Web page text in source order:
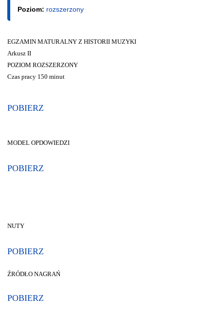
Poziom: rozszerzony
EGZAMIN MATURALNY Z HISTORII MUZYKI
Arkusz II
POZIOM ROZSZERZONY
Czas pracy 150 minut
POBIERZ
MODEL OPDOWIEDZI
POBIERZ
NUTY
POBIERZ
ŹRÓDŁO NAGRAŃ
POBIERZ